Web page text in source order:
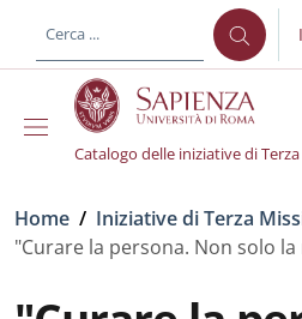
al contenuto principale
Catalogo delle iniziative di
Briciole di pane
Home / Iniziative di Terza
"Curare la persona. Non solo